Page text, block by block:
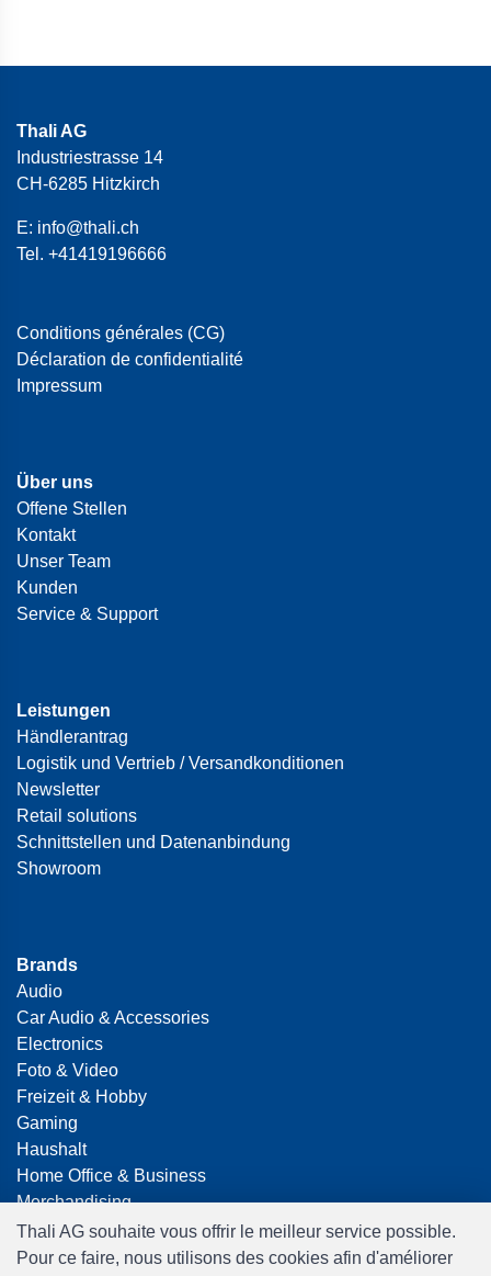
Thali AG
Industriestrasse 14
CH-6285 Hitzkirch
E: info@thali.ch
Tel. +41419196666
Conditions générales (CG)
Déclaration de confidentialité
Impressum
Über uns
Offene Stellen
Kontakt
Unser Team
Kunden
Service & Support
Leistungen
Händlerantrag
Logistik und Vertrieb / Versandkonditionen
Newsletter
Retail solutions
Schnittstellen und Datenanbindung
Showroom
Brands
Audio
Car Audio & Accessories
Electronics
Foto & Video
Freizeit & Hobby
Gaming
Haushalt
Home Office & Business
Merchandising
Smart Home
Spielwaren
Thali AG souhaite vous offrir le meilleur service possible.
Pour ce faire, nous utilisons des cookies afin d'améliorer